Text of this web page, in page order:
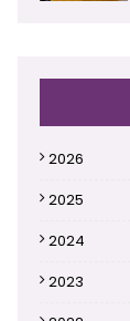
2026
2025
2024
2023